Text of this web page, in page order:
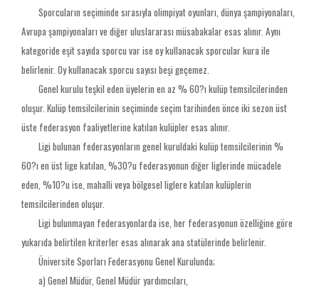
Sporcuların seçiminde sırasıyla olimpiyat oyunları, dünya şampiyonaları,
Avrupa şampiyonaları ve diğer uluslararası müsabakalar esas alınır. Aynı
kategoride eşit sayıda sporcu var ise oy kullanacak sporcular kura ile
belirlenir. Oy kullanacak sporcu sayısı beşi geçemez.
Genel kurulu teşkil eden üyelerin en az % 60?ı kulüp temsilcilerinden
oluşur. Kulüp temsilcilerinin seçiminde seçim tarihinden önce iki sezon üst
üste federasyon faaliyetlerine katılan kulüpler esas alınır.
Ligi bulunan federasyonların genel kuruldaki kulüp temsilcilerinin %
60?ı en üst lige katılan, %30?u federasyonun diğer liglerinde mücadele
eden, %10?u ise, mahalli veya bölgesel liglere katılan kulüplerin
temsilcilerinden oluşur.
Ligi bulunmayan federasyonlarda ise, her federasyonun özelliğine göre
yukarıda belirtilen kriterler esas alınarak ana statülerinde belirlenir.
Üniversite Sporları Federasyonu Genel Kurulunda;
a) Genel Müdür, Genel Müdür yardımcıları,